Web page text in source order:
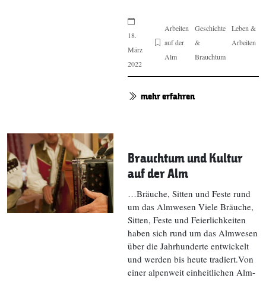
18.
März
2022
Arbeiten
auf der
Alm
Geschichte
&
Brauchtum
Leben &
Arbeiten
mehr erfahren
Brauchtum und Kultur
auf der Alm
…Bräuche, Sitten und Feste rund
um das Almwesen Viele Bräuche,
Sitten, Feste und Feierlichkeiten
haben sich rund um das Almwesen
über die Jahrhunderte entwickelt
und werden bis heute tradiert.Von
einer alpenweit einheitlichen Alm-